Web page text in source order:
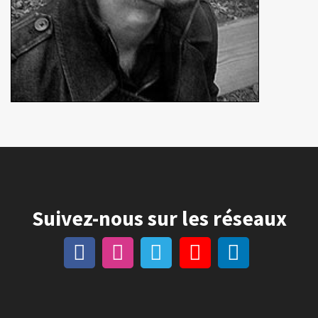
Suivez-nous sur les réseaux